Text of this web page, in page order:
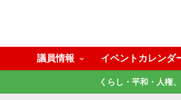
議員情報 イベントカレンダ
くらし・平和・人権